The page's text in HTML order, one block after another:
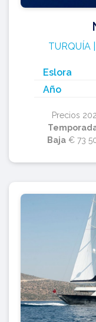
TURQUÍA
Eslora
Año
Precios
Baja € 73